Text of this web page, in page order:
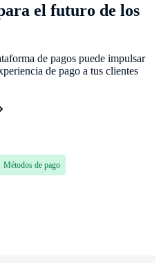
el futuro de los
de pagos puede impulsar
de pago a tus clientes
Métodos de pago